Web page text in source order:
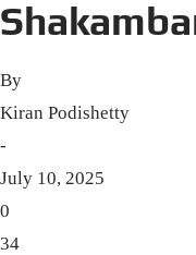
By
Kiran Podishetty
-
July 10, 2025
0
34